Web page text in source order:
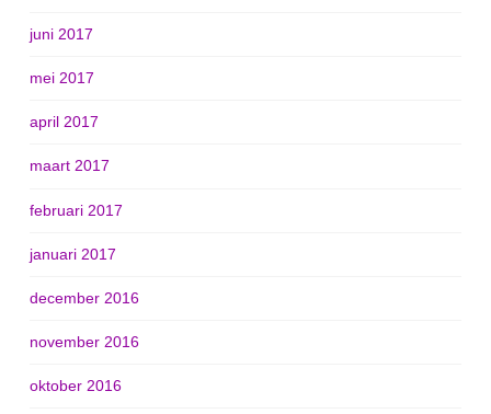
juni 2017
mei 2017
april 2017
maart 2017
februari 2017
januari 2017
december 2016
november 2016
oktober 2016